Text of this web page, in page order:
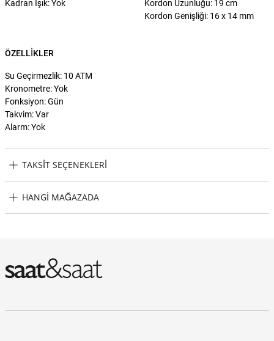
Kadran Işık: Yok
Kordon Uzunluğu: 19 cm
Kordon Genişliği: 16 x 14 mm
ÖZELLIKLER
Su Geçirmezlik: 10 ATM
Kronometre: Yok
Fonksiyon: Gün
Takvim: Var
Alarm: Yok
TAKSIT SEÇENEKLERI
HANGI MAĞAZADA